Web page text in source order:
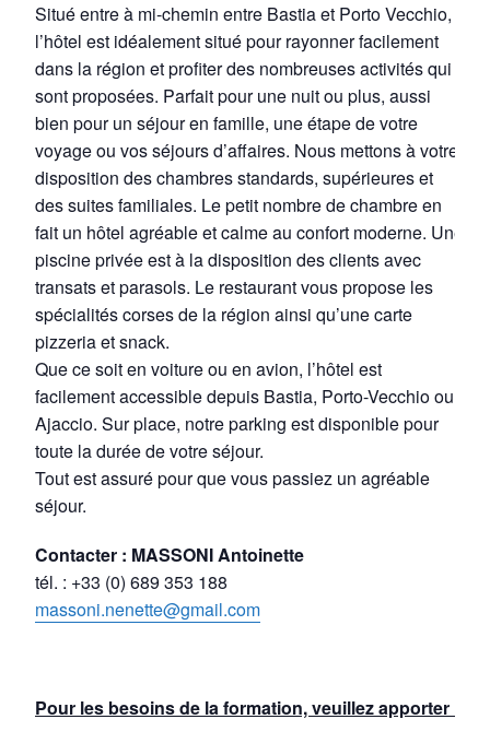
Situé entre à mi-chemin entre Bastia et Porto Vecchio,
l’hôtel est idéalement situé pour rayonner facilement
dans la région et profiter des nombreuses activités qui y
sont proposées. Parfait pour une nuit ou plus, aussi
bien pour un séjour en famille, une étape de votre
voyage ou vos séjours d’affaires. Nous mettons à votre
disposition des chambres standards, supérieures et
des suites familiales. Le petit nombre de chambre en
fait un hôtel agréable et calme au confort moderne. Une
piscine privée est à la disposition des clients avec
transats et parasols. Le restaurant vous propose les
spécialités corses de la région ainsi qu’une carte
pizzeria et snack.
Que ce soit en voiture ou en avion, l’hôtel est
facilement accessible depuis Bastia, Porto-Vecchio ou
Ajaccio. Sur place, notre parking est disponible pour
toute la durée de votre séjour.
Tout est assuré pour que vous passiez un agréable
séjour.
Contacter : MASSONI Antoinette
tél. : +33 (0) 689 353 188
massoni.nenette@gmail.com
Pour les besoins de la formation, veuillez apporter :